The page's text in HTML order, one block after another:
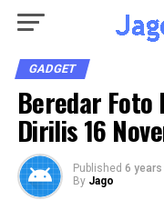
GADGET
Beredar Foto
Dirilis 16
Published 6 years
By Jago